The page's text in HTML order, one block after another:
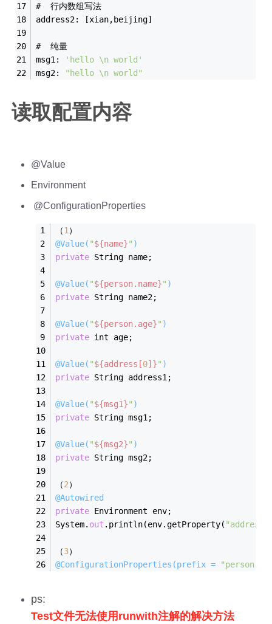
#  行内数组写法
address2: [xian,beijing]
#  纯量
msg1:
'hello \n world'
msg2:
"hello \n world"
读取配置内容
@Value
Environment
@ConfigurationProperties
（1 ）
@Value( "${name}" )
private String name;
@Value( "${person.name}" )
private String name2;
@Value( "${person.age}" )
private int age;
@Value( "${address[0]}" )
private String address1;
@Value( "${msg1}" )
private String msg1;
@Value( "${msg2}" )
private String msg2;
（2）
@Autowired
private Environment env;
System. out .println(env.getProperty(
（3）
@ConfigurationProperties(prefix =
"person"
ps:
Test文件无法使用runwith注解的解决方法